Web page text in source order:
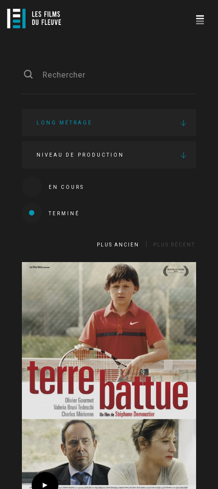
LONG MÉTRAGE
NIVEAU DE PRODUCTION
EN COURS
TERMINÉ
PLUS ANCIEN PLUS RÉCENT